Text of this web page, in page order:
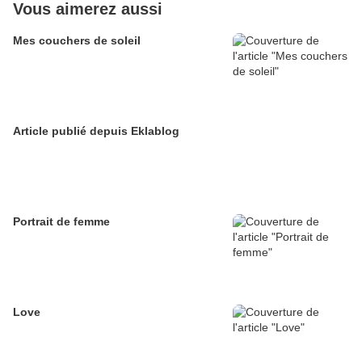
Vous aimerez aussi
Mes couchers de soleil
Article publié depuis Eklablog
Portrait de femme
Love